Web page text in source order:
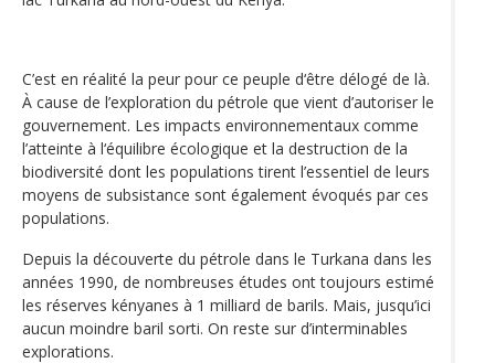
C’est en réalité la peur pour ce peuple d‘être délogé de là.
À cause de l’exploration du pétrole que vient d’autoriser le
gouvernement. Les impacts environnementaux comme
l’atteinte à l‘équilibre écologique et la destruction de la
biodiversité dont les populations tirent l’essentiel de leurs
moyens de subsistance sont également évoqués par ces
populations.
Depuis la découverte du pétrole dans le Turkana dans les
années 1990, de nombreuses études ont toujours estimé
les réserves kényanes à 1 milliard de barils. Mais, jusqu’ici
aucun moindre baril sorti. On reste sur d’interminables
explorations.